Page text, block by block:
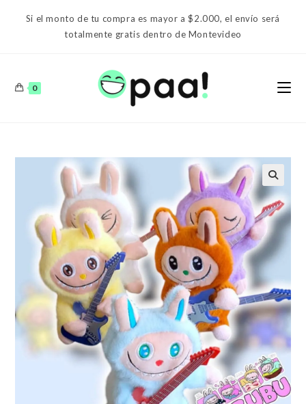
Si el monto de tu compra es mayor a $2.000, el envío será
totalmente gratis dentro de Montevideo
0